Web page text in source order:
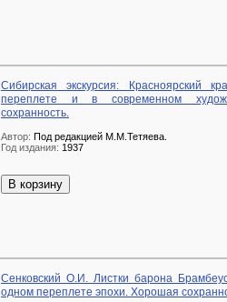
Сибирская экскурсия: Красноярский
переплете и в современном
сохранность.
Автор: Под редакцией М.М.Тетяева.
Год издания: 1937
В корзину
Сенковский О.И. Листки барона
одном переплете эпохи. Хорошая